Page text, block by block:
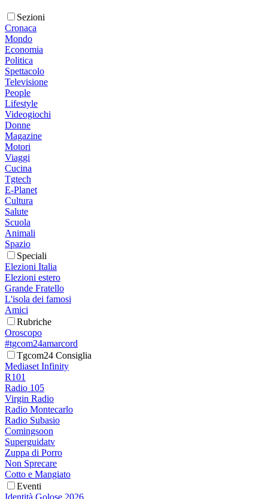
Sezioni
Cronaca
Mondo
Economia
Politica
Spettacolo
Televisione
People
Lifestyle
Videogiochi
Donne
Magazine
Motori
Viaggi
Cucina
Tgtech
E-Planet
Cultura
Salute
Scuola
Animali
Spazio
Speciali
Elezioni Italia
Elezioni estero
Grande Fratello
L'isola dei famosi
Amici
Rubriche
Oroscopo
#tgcom24amarcord
Tgcom24 Consiglia
Mediaset Infinity
R101
Radio 105
Virgin Radio
Radio Montecarlo
Radio Subasio
Comingsoon
Superguidatv
Zuppa di Porro
Non Sprecare
Cotto e Mangiato
Eventi
Identità Golose 2026